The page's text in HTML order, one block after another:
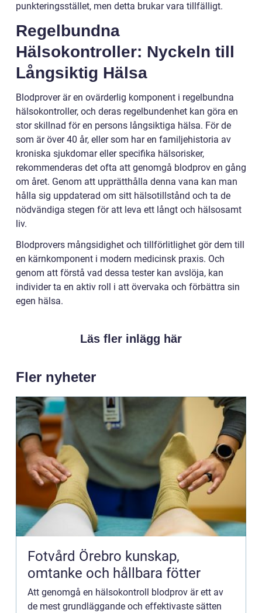
punkteringsstället, men detta brukar vara tillfälligt.
Regelbundna
Hälsokontroller: Nyckeln till
Långsiktig Hälsa
Blodprover är en ovärderlig komponent i regelbundna
hälsokontroller, och deras regelbundenhet kan göra en
stor skillnad för en persons långsiktiga hälsa. För de
som är över 40 år, eller som har en familjehistoria av
kroniska sjukdomar eller specifika hälsorisker,
rekommenderas det ofta att genomgå blodprov en gång
om året. Genom att upprätthålla denna vana kan man
hålla sig uppdaterad om sitt hälsotillstånd och ta de
nödvändiga stegen för att leva ett långt och hälsosamt
liv.
Blodprovers mångsidighet och tillförlitlighet gör dem till
en kärnkomponent i modern medicinsk praxis. Och
genom att förstå vad dessa tester kan avslöja, kan
individer ta en aktiv roll i att övervaka och förbättra sin
egen hälsa.
Läs fler inlägg här
Fler nyheter
Fotvård Örebro kunskap,
omtanke och hållbara fötter
Att genomgå en hälsokontroll blodprov är ett av
de mest grundläggande och effektivaste sätten